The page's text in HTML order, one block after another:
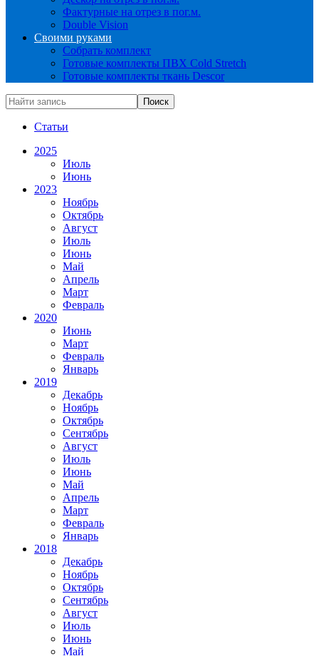
Фактурные на отрез в пог.м.
Double Vision
Своими руками
Собрать комплект
Готовые комплекты ПВХ Cold Stretch
Готовые комплекты ткань Descor
Статьи
2025
Июль
Июнь
2023
Ноябрь
Октябрь
Август
Июль
Июнь
Май
Апрель
Март
Февраль
2020
Июнь
Март
Февраль
Январь
2019
Декабрь
Ноябрь
Октябрь
Сентябрь
Август
Июль
Июнь
Май
Апрель
Март
Февраль
Январь
2018
Декабрь
Ноябрь
Октябрь
Сентябрь
Август
Июль
Июнь
Май